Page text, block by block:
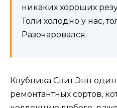
никаких хороших
Толи холодно у нас,
Разочаровался.
Клубника Свит Энн
ремонтантных сортов,